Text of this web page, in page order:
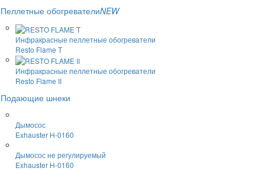
Пеллетные обогревателиNEW
Инфракрасные пеллетные обогреватели
Resto Flame T
Инфракрасные пеллетные обогреватели
Resto Flame II
Подающие шнеки
Дымосос
Exhauster H-0160
Дымосос не регулируемый
Exhauster H-0160